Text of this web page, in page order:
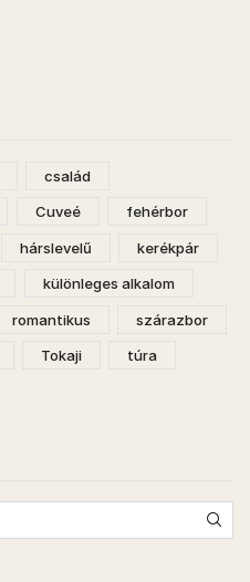
család
Cuveé fehérbor
hárslevelű kerékpár
különleges alkalom
romantikus szárazbor
Tokaji túra